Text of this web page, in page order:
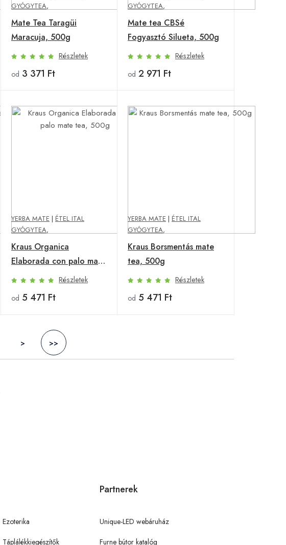
GYÓGYTEA,
Mate Tea Taragüi
Maracuja, 500g
Részletek
od 3 371 Ft
GYÓGYTEA,
Mate tea CBSé
Fogyasztó Silueta, 500g
Részletek
od 2 971 Ft
YERBA MATE | ÉTEL ITAL
GYÓGYTEA,
Kraus Organica
Elaborada con palo mate
tea, 500g
Részletek
od 5 471 Ft
YERBA MATE | ÉTEL ITAL
GYÓGYTEA,
Kraus Borsmentás mate
tea, 500g
Részletek
od 5 471 Ft
> >>
Ezoterika
Táplálékkiegészítők
Partnerek
Unique-LED webáruház
Furne bútor katalóg